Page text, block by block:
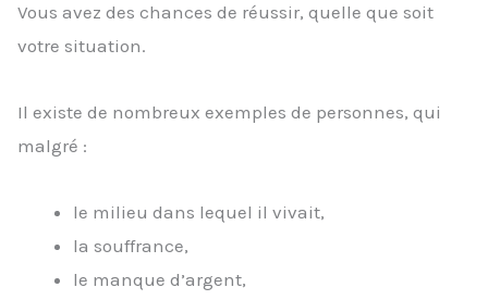
Vous avez des chances de réussir, quelle que soit
votre situation.
Il existe de nombreux exemples de personnes, qui
malgré :
le milieu dans lequel il vivait,
la souffrance,
le manque d’argent,